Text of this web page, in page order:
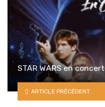
STAR WARS en concert
ARTICLE PRÉCÉDENT